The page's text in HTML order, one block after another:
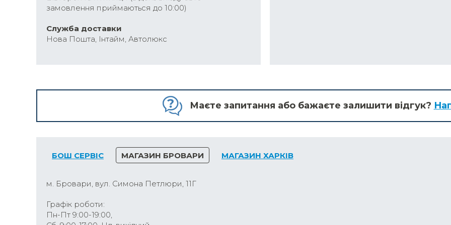
замовлення приймаються до 10:00)
Cлужба доставки
Нова Пошта, Інтайм, Автолюкс
Маєте запитання або бажаєте залишити відгук?
БОШ СЕРВІС МАГАЗИН БРОВАРИ МАГАЗИН ХАРКІВ
м. Бровари, вул. Симона Петлюри, 11Г
Графік роботи:
Пн-Пт 9:00-19:00,